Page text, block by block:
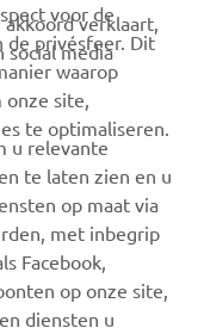
voor de
de privésfeer. Dit
waarop
onze site,
te optimaliseren.
verklaart,
media
u relevante
te laten zien en u
op maat via
met inbegrip
Facebook,
op onze site,
diensten u